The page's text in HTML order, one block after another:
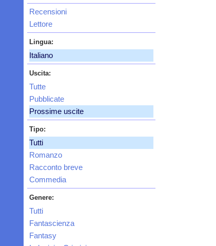
Recensioni
Lettore
Lingua:
Italiano
Uscita:
Tutte
Pubblicate
Prossime uscite
Tipo:
Tutti
Romanzo
Racconto breve
Commedia
Genere:
Tutti
Fantascienza
Fantasy